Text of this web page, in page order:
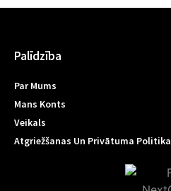
Palīdzība
Par Mums
Mans Konts
Veikals
Atgriežšanas Un Privātuma Politika